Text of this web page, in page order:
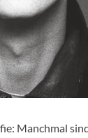
Manchmal